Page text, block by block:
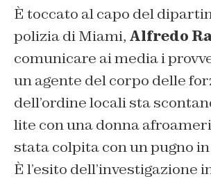
È toccato al capo del
polizia di Miami, Alfredo
comunicare ai media i
un agente del corpo delle
dell’ordine locali sta
lite con una donna
stata colpita con un pugno
È l’esito dell’investigazione